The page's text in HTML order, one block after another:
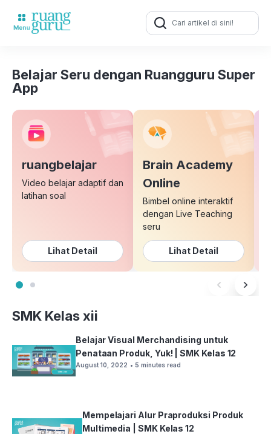
Search
for:
Belajar Seru dengan Ruangguru Super
App
ruangbelajar
Video belajar adaptif dan
latihan soal
Lihat Detail
Brain Academy
Online
Bimbel online interaktif
dengan Live Teaching
seru
Lihat Detail
SMK Kelas xii
Belajar Visual Merchandising untuk
Penataan Produk, Yuk! | SMK Kelas 12
August 10, 2022 • 5 minutes read
Mempelajari Alur Praproduksi Produk
Multimedia | SMK Kelas 12